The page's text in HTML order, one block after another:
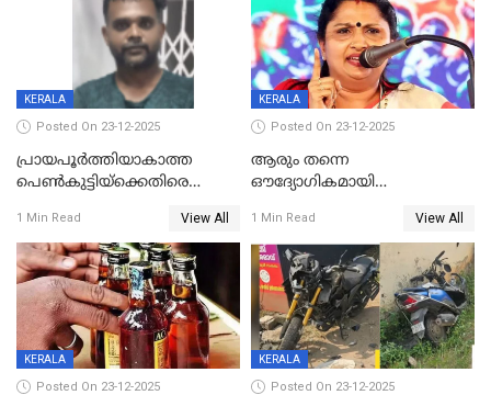
KERALA
Posted On 23-12-2025
പ്രായപൂർത്തിയാകാത്ത
പെൺകുട്ടിയ്ക്കെതിരെ
59 വർഷം തടവും 90,൦൦൦ രൂപ
പിഴയും ശിക്ഷ
1 Min Read View All
KERALA
Posted On 23-12-2025
ആരും തന്നെ
ഔദ്യോഗികമായി
കണ്ടെത്താൻ ഇന്ന് കോർ
കമ്മിറ്റി കൂടിയില്ല';
അതൃപ്തിയുമായി ദീപ്തി മേരി
വർഗീസ്
1 Min Read View All
KERALA
Posted On 23-12-2025
KERALA
Posted On 23-12-2025